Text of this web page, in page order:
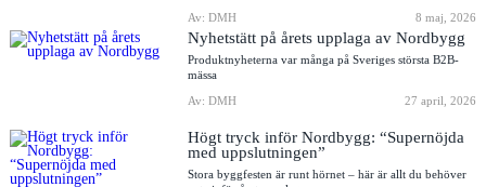
Av: DMH
8 maj, 2026
Nyhetstätt på årets upplaga av Nordbygg
Produktnyheterna var många på Sveriges största B2B-
mässa
Av: DMH
27 april, 2026
Högt tryck inför Nordbygg: “Supernöjda
med uppslutningen”
Stora byggfesten är runt hörnet – här är allt du behöver